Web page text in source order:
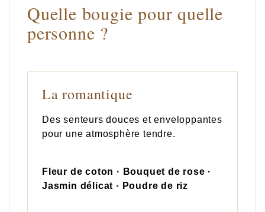
Quelle bougie pour quelle
personne ?
La romantique
Des senteurs douces et enveloppantes
pour une atmosphère tendre.
Fleur de coton · Bouquet de rose ·
Jasmin délicat · Poudre de riz